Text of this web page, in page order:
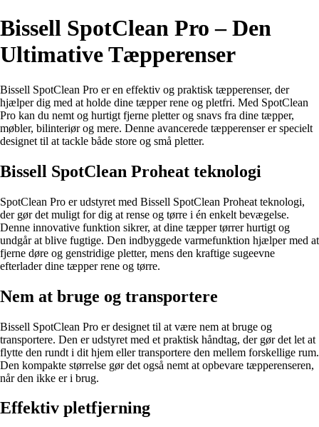
Bissell SpotClean Pro – Den
Ultimative Tæpperenser
Bissell SpotClean Pro er en effektiv og praktisk tæpperenser, der
hjælper dig med at holde dine tæpper rene og pletfri. Med SpotClean
Pro kan du nemt og hurtigt fjerne pletter og snavs fra dine tæpper,
møbler, bilinteriør og mere. Denne avancerede tæpperenser er specielt
designet til at tackle både store og små pletter.
Bissell SpotClean Proheat teknologi
SpotClean Pro er udstyret med Bissell SpotClean Proheat teknologi,
der gør det muligt for dig at rense og tørre i én enkelt bevægelse.
Denne innovative funktion sikrer, at dine tæpper tørrer hurtigt og
undgår at blive fugtige. Den indbyggede varmefunktion hjælper med at
fjerne døre og genstridige pletter, mens den kraftige sugeevne
efterlader dine tæpper rene og tørre.
Nem at bruge og transportere
Bissell SpotClean Pro er designet til at være nem at bruge og
transportere. Den er udstyret med et praktisk håndtag, der gør det let at
flytte den rundt i dit hjem eller transportere den mellem forskellige rum.
Den kompakte størrelse gør det også nemt at opbevare tæpperenseren,
når den ikke er i brug.
Effektiv pletfjerning